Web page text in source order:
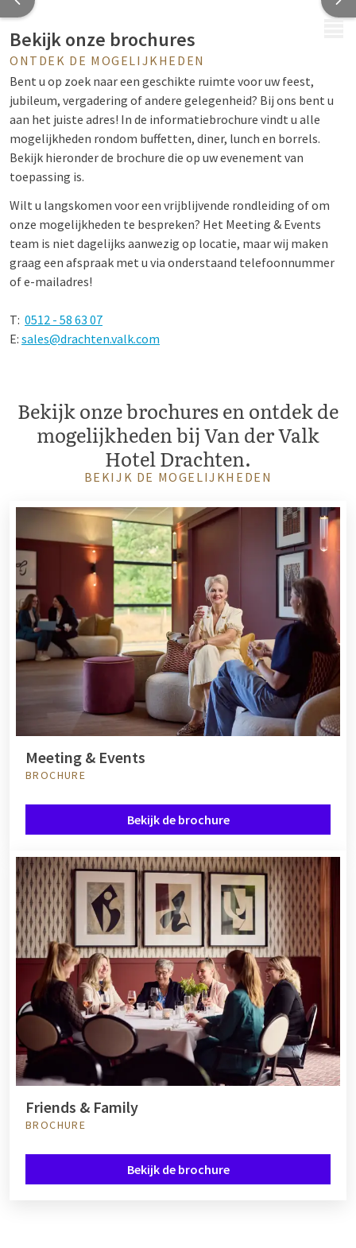
Bekijk onze brochures
ONTDEK DE MOGELIJKHEDEN
Bent u op zoek naar een geschikte ruimte voor uw feest,
jubileum, vergadering of andere gelegenheid? Bij ons bent u
aan het juiste adres! In de informatiebrochure vindt u alle
mogelijkheden rondom buffetten, diner, lunch en borrels.
Bekijk hieronder de brochure die op uw evenement van
toepassing is.
Wilt u langskomen voor een vrijblijvende rondleiding of om
onze mogelijkheden te bespreken? Het Meeting & Events
team is niet dagelijks aanwezig op locatie, maar wij maken
graag een afspraak met u via onderstaand telefoonnummer
of e-mailadres!
T: 0512 - 58 63 07
E: sales@drachten.valk.com
Bekijk onze brochures en ontdek de
mogelijkheden bij Van der Valk
Hotel Drachten.
BEKIJK DE MOGELIJKHEDEN
Meeting & Events
BROCHURE
Bekijk de brochure
Friends & Family
BROCHURE
Bekijk de brochure